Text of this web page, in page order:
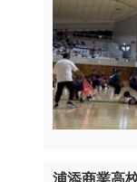
浦添商業高